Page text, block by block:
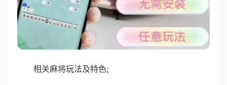
相关麻将玩法及特色;